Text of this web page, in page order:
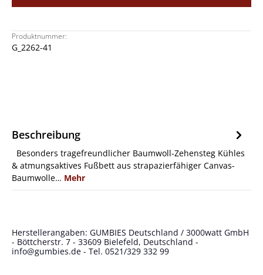
Produktnummer:
G_2262-41
Beschreibung
Besonders tragefreundlicher Baumwoll-Zehensteg Kühles
& atmungsaktives Fußbett aus strapazierfähiger Canvas-
Baumwolle… Mehr
Herstellerangaben: GUMBIES Deutschland / 3000watt GmbH
- Böttcherstr. 7 - 33609 Bielefeld, Deutschland -
info@gumbies.de - Tel. 0521/329 332 99